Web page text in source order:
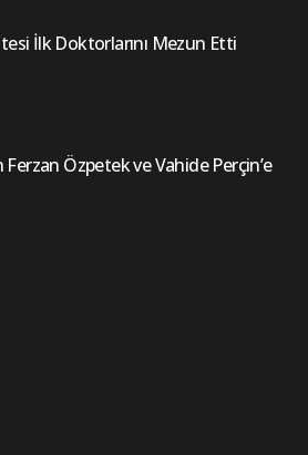
İlk Doktorlarını Mezun Etti
Ferzan Özpetek ve Vahide Perçin’e